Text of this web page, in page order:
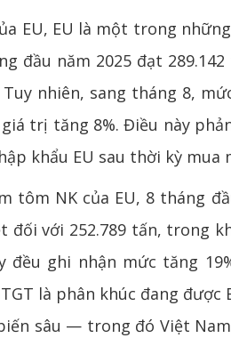
EU, EU là một trong
đầu năm 2025 đạt
Tuy nhiên, sang tháng 8,
trị tăng 8%. Điều này
khẩu EU sau thời kỳ mua
tôm NK của EU, 8 tháng
đối với 252.789 tấn, trong
đều ghi nhận mức tăng
là phân khúc đang
sâu — trong đó Việt